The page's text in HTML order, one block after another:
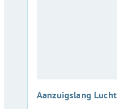
Aanzuigslang Lucht